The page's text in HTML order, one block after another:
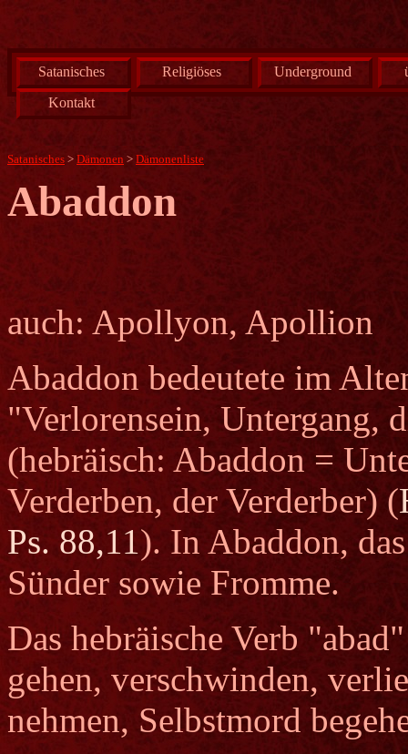
Satanisches Religiöses Underground
Kontakt
Satanisches > Dämonen > Dämonenliste
Abaddon
auch: Apollyon, Apollion
Abaddon bedeutete im
"Verlorensein, Untergang,
(hebräisch: Abaddon =
Verderben, der Verderber) (
Ps. 88,11). In Abaddon,
Sünder sowie Fromme.
Das hebräische Verb
gehen, verschwinden,
nehmen, Selbstmord